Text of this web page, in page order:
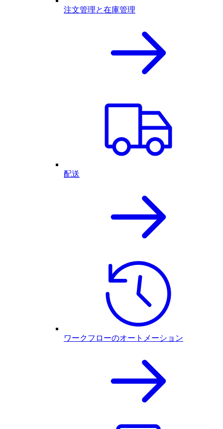
注文管理と在庫管理
配送
ワークフローのオートメーション